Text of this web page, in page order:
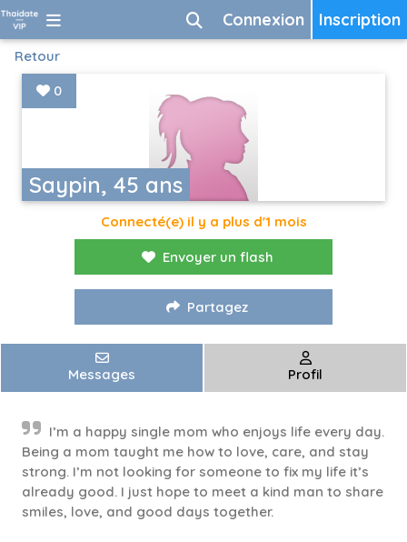
Inscription
Connexion
Retour
Saypin, 45 ans
0
Connecté(e) il y a plus d'1 mois
Envoyer un flash
Partagez
Messages Profil
I’m a happy single mom who enjoys life every day.
Being a mom taught me how to love, care, and stay
strong. I’m not looking for someone to fix my life it’s
already good. I just hope to meet a kind man to share
smiles, love, and good days together.